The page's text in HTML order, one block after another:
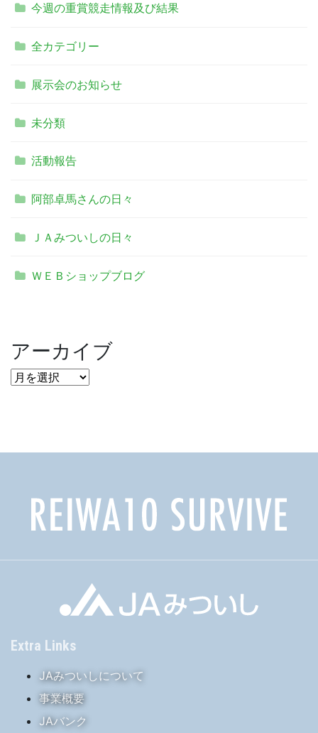
今週の重賞競走情報及び結果
全カテゴリー
展示会のお知らせ
未分類
活動報告
阿部卓馬さんの日々
ＪＡみついしの日々
ＷＥＢショップブログ
アーカイブ
ア
Extra Links
JAみついしについて
事業概要
JAバンク